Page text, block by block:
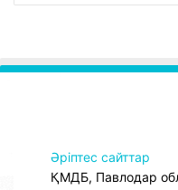
Әріптес сайттар
ҚМДБ, Павлодар